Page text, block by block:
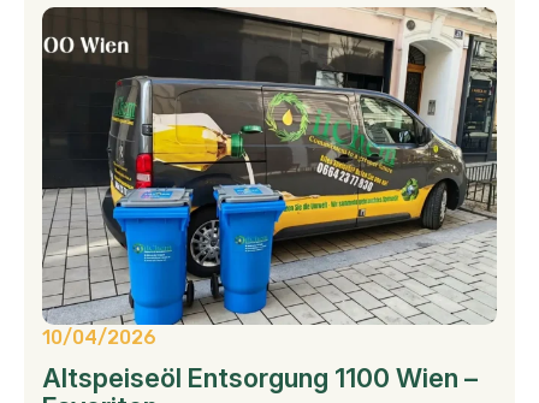
Altspeiseöl Entsorgung 1100 Wien –
10/04/2026